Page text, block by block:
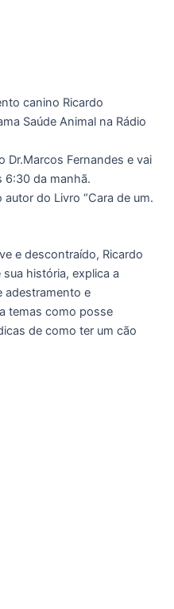
canino Ricardo
Saúde Animal na Rádio
Dr.Marcos Fernandes e vai
6:30 da manhã.
do Livro “Cara de um.
e descontraído, Ricardo
história, explica a
adestramento e
temas como posse
de como ter um cão